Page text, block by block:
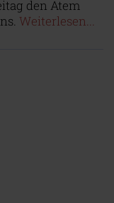
den Atem
Weiterlesen...